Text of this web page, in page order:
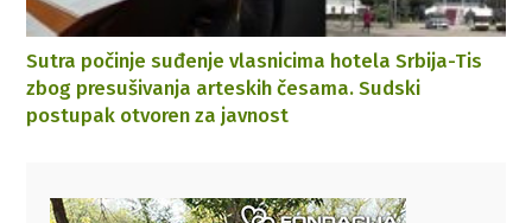
Sutra počinje suđenje vlasnicima hotela Srbija-Tis
zbog presušivanja arteskih česama. Sudski
postupak otvoren za javnost